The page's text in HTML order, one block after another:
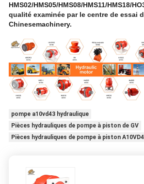
HMS02/HMS05/HMS08/HMS11/HMS18/
qualité examinée par le centre de essai
Chinesemachinery.
pompe a10vd43 hydraulique
Pièces hydrauliques de pompe à piston de GV
Pièces hydrauliques de pompe à piston